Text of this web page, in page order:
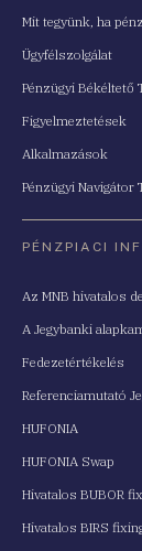
Mit tegyünk, ha
Ügyfélszolgálat
Pénzügyi Békéltető
Figyelmeztetések
Alkalmazások
Pénzügyi Navigátor
PÉNZPIACI
Az MNB hivatalos
A Jegybanki
Fedezetértékelés
Referenciamutató
HUFONIA
HUFONIA Swap
Hivatalos BUBOR
Hivatalos BIRS